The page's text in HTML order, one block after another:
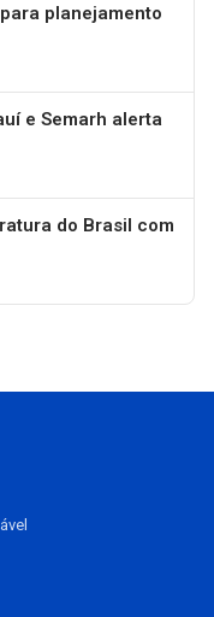
planejamento
e Semarh alerta
do Brasil com